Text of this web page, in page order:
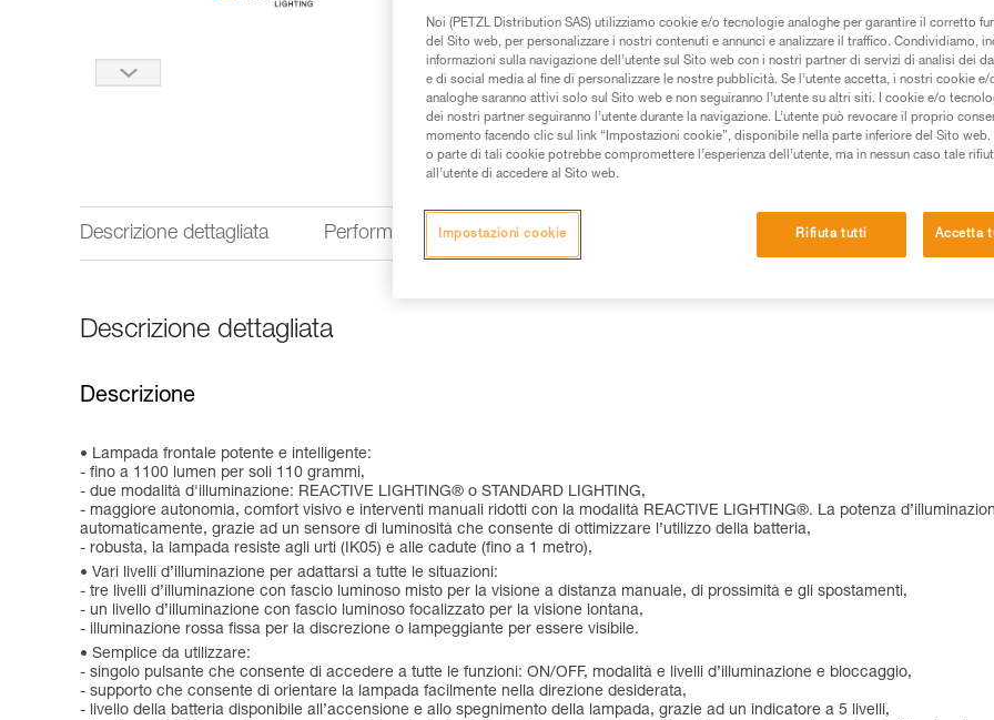
Leggi..
Trova un rivenditore
Descrizione dettagliata Performances Informazioni tecniche Altri prodotti
Descrizione dettagliata
Descrizione
Lampada frontale potente e intelligente:
- fino a 1100 lumen per soli 110 grammi,
- due modalità d'illuminazione: REACTIVE LIGHTING® o STANDARD LIGHTING,
- maggiore autonomia, comfort visivo e interventi manuali ridotti con la modalità REACTIVE LIGHTING®. La potenza
automaticamente, grazie ad un sensore di luminosità che consente di ottimizzare l’utilizzo della batteria,
- robusta, la lampada resiste agli urti (IK05) e alle cadute (fino a 1 metro),
Vari livelli d’illuminazione per adattarsi a tutte le situazioni:
- tre livelli d’illuminazione con fascio luminoso misto per la visione a distanza manuale, di prossimità e gli spostamenti,
- un livello d’illuminazione con fascio luminoso focalizzato per la visione lontana,
- illuminazione rossa fissa per la discrezione o lampeggiante per essere visibile.
Semplice da utilizzare:
- singolo pulsante che consente di accedere a tutte le funzioni: ON/OFF, modalità e livelli d’illuminazione e bloccaggio,
- supporto che consente di orientare la lampada facilmente nella direzione desiderata,
- livello della batteria disponibile all’accensione e allo spegnimento della lampada, grazie ad un indicatore a 5 livelli,
Noi (PETZL Distribution SAS) utilizziamo cookie e/o tecnologie analoghe per garantire il corretto
del Sito web, per personalizzare i nostri contenuti e annunci e analizzare il traffico. Condividiamo,
informazioni sulla navigazione dell’utente sul Sito web con i nostri partner di servizi di analisi dei
e di social media al fine di personalizzare le nostre pubblicità. Se l’utente accetta, i nostri cookie
analoghe saranno attivi solo sul Sito web e non seguiranno l’utente su altri siti. I cookie e/o
dei nostri partner seguiranno l’utente durante la navigazione. L’utente può revocare il proprio
momento facendo clic sul link “Impostazioni cookie”, disponibile nella parte inferiore del Sito
o parte di tali cookie potrebbe compromettere l’esperienza dell’utente, ma in nessun caso tale
all’utente di accedere al Sito web.
Rifiuta tutti Accetta
Impostazioni cookie